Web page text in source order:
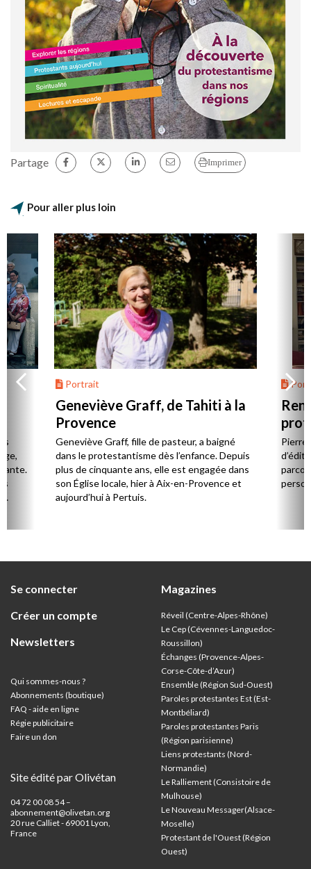
Partage Imprimer
Pour aller plus loin
Portrait
Geneviève Graff, de Tahiti à la
Provence
Geneviève Graff, fille de pasteur, a baigné
dans le protestantisme dès l’enfance. Depuis
plus de cinquante ans, elle est engagée dans
son Église locale, hier à Aix-en-Provence et
aujourd’hui à Pertuis.
Se connecter
Créer un compte
Newsletters
Qui sommes-nous ?
Abonnements (boutique)
FAQ - aide en ligne
Régie publicitaire
Faire un don
Site édité par Olivétan
04 72 00 08 54 –
abonnement@olivetan.org
20 rue Calliet - 69001 Lyon,
France
Magazines
Réveil (Centre-Alpes-Rhône)
Le Cep (Cévennes-Languedoc-
Roussillon)
Échanges (Provence-Alpes-
Corse-Côte-d’Azur)
Ensemble (Région Sud-Ouest)
Paroles protestantes Est (Est-
Montbéliard)
Paroles protestantes Paris
(Région parisienne)
Liens protestants (Nord-
Normandie)
Le Ralliement (Consistoire de
Mulhouse)
Le Nouveau Messager(Alsace-
Moselle)
Protestant de l'Ouest (Région
Ouest)